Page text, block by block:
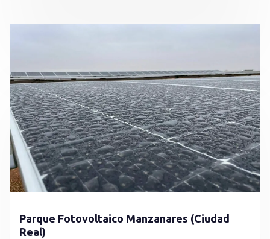
Parque Fotovoltaico Manzanares (Ciudad
Real)